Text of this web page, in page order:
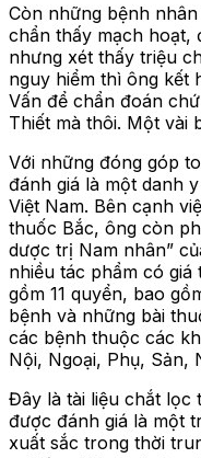
Còn những bệnh nhân
chẩn thấy mạch hoạt,
nhưng xét thấy triệu
nguy hiểm thì ông kết
Vấn để chẩn đoán
Thiết mà thôi. Một vài
Với những đóng góp
đánh giá là một danh
Việt Nam. Bên cạnh
thuốc Bắc, ông còn
dược trị Nam nhân”
nhiều tác phẩm có giá
gồm 11 quyển, bao
bệnh và những bài
các bệnh thuộc các
Nội, Ngoại, Phụ, Sản,
Đây là tài liệu chắt lọc
được đánh giá là một
xuất sắc trong thời